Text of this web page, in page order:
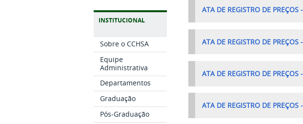
INSTITUCIONAL
Sobre o CCHSA
Equipe
Administrativa
Departamentos
Graduação
Pós-Graduação
ATA DE REGISTRO DE PREÇOS
ATA DE REGISTRO DE PREÇOS
ATA DE REGISTRO DE PREÇOS
ATA DE REGISTRO DE PREÇOS